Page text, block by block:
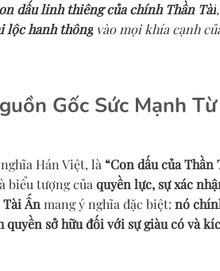
dấu linh thiêng của chính Thần Tài
lộc hanh thông vào mọi khía cạnh
Gốc Sức Mạnh
Hán Việt, là “Con dấu của Thần
biểu tượng củaquyền lực, sự xác
Tài Ấnmang ý nghĩa đặc biệt: nó
quyền sở hữu đối với sự giàu có và